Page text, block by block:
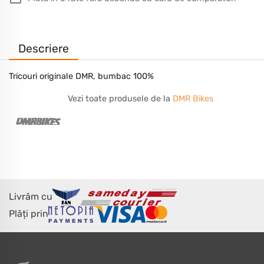
Descriere
Tricouri originale DMR, bumbac 100%
Vezi toate produsele de la DMR Bikes
Livrăm cu
Plăți prin